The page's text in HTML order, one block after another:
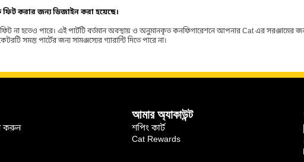
করার জন্য ডিজাইন করা হয়েছে।
না হতেও পারে। এই পার্টটি বর্তমান অবস্থায় ও অনুমানকৃত কনফিগারেশনে আপনার Cat এর সরঞ্জামের
সমস্ত পার্টের জন্য সামঞ্জস্যের গ্যারান্টি দিতে পারে না।
করুন
আমার অ্যাকাউন্ট
শপিং কার্ট
Cat Rewards